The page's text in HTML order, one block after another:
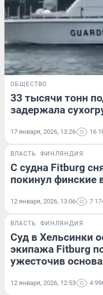
ОБЩЕСТВО
33 тысячи тонн
задержала
17 января, 2026, 13:26 16
ВЛАСТЬ ФИНЛЯНДИЯ
С судна Fitburg
покинул финские
12 января, 2026, 13:06 7
ВЛАСТЬ ФИНЛЯНДИЯ
Суд в Хельсинки
экипажа Fitburg
ужесточив
12 января, 2026, 12:53 4